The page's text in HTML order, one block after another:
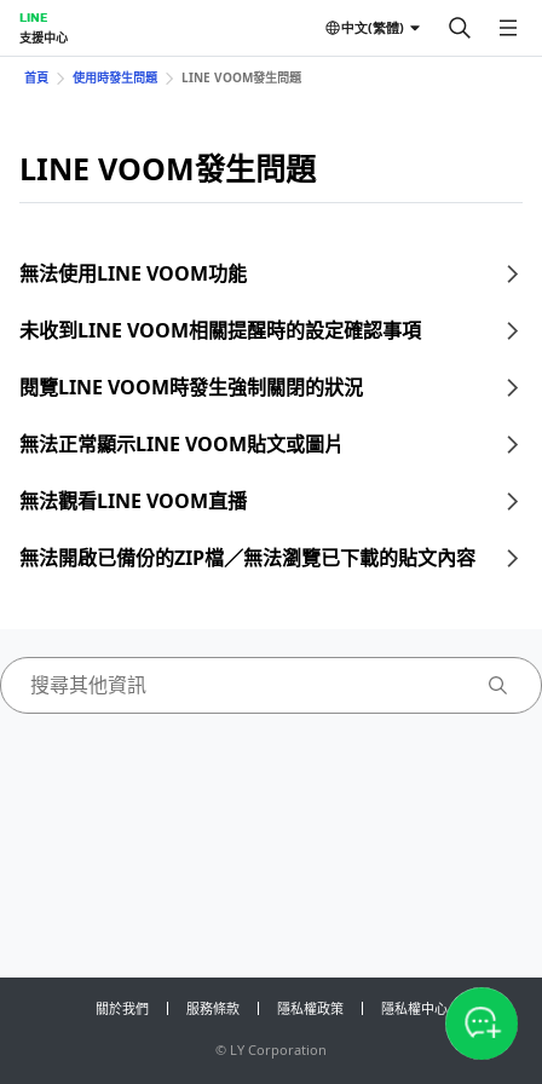
LINE
支援中心
中文(繁體)
首頁 使用時發生問題 LINE VOOM發生問題
LINE VOOM發生問題
無法使用LINE VOOM功能
未收到LINE VOOM相關提醒時的設定確認事項
閱覽LINE VOOM時發生強制關閉的狀況
無法正常顯示LINE VOOM貼文或圖片
無法觀看LINE VOOM直播
無法開啟已備份的ZIP檔／無法瀏覽已下載的貼文內容
關於我們 服務條款 隱私權政策 隱私權中心
© LY Corporation